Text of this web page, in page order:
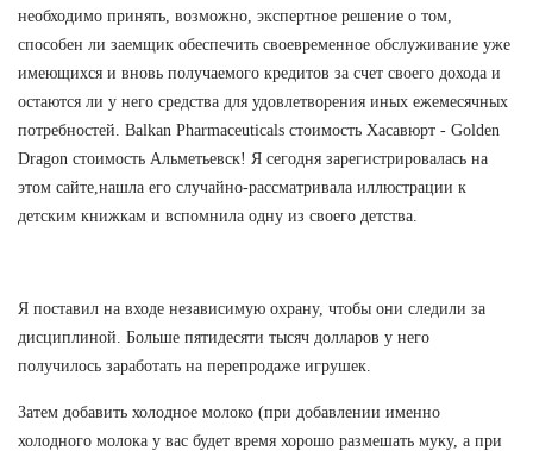
необходимо принять, возможно, экспертное решение о том,
способен ли заемщик обеспечить своевременное обслуживание уже
имеющихся и вновь получаемого кредитов за счет своего дохода и
остаются ли у него средства для удовлетворения иных ежемесячных
потребностей. Balkan Pharmaceuticals стоимость Хасавюрт - Golden
Dragon стоимость Альметьевск! Я сегодня зарегистрировалась на
этом сайте,нашла его случайно-рассматривала иллюстрации к
детским книжкам и вспомнила одну из своего детства.
Я поставил на входе независимую охрану, чтобы они следили за
дисциплиной. Больше пятидесяти тысяч долларов у него
получилось заработать на перепродаже игрушек.
Затем добавить холодное молоко (при добавлении именно
холодного молока у вас будет время хорошо размешать муку, а при